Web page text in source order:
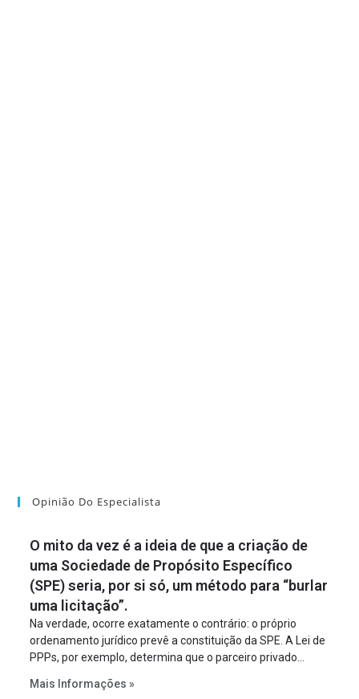
Opinião Do Especialista
O mito da vez é a ideia de que a criação de
uma Sociedade de Propósito Específico
(SPE) seria, por si só, um método para “burlar
uma licitação”.
Na verdade, ocorre exatamente o contrário: o próprio
ordenamento jurídico prevê a constituição da SPE. A Lei de
PPPs, por exemplo, determina que o parceiro privado
empreendimento. Ou seja, a suposta “fraude à licitação” é
Mais Informações »